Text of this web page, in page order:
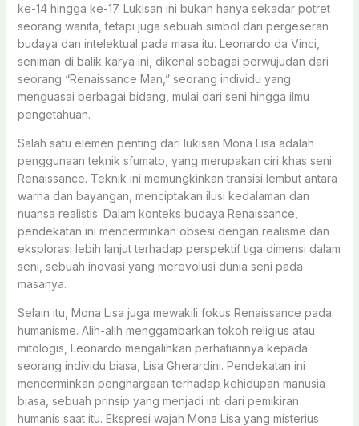
ke-14 hingga ke-17. Lukisan ini bukan hanya sekadar potret
seorang wanita, tetapi juga sebuah simbol dari pergeseran
budaya dan intelektual pada masa itu. Leonardo da Vinci,
seniman di balik karya ini, dikenal sebagai perwujudan dari
seorang “Renaissance Man,” seorang individu yang
menguasai berbagai bidang, mulai dari seni hingga ilmu
pengetahuan.
Salah satu elemen penting dari lukisan Mona Lisa adalah
penggunaan teknik sfumato, yang merupakan ciri khas seni
Renaissance. Teknik ini memungkinkan transisi lembut antara
warna dan bayangan, menciptakan ilusi kedalaman dan
nuansa realistis. Dalam konteks budaya Renaissance,
pendekatan ini mencerminkan obsesi dengan realisme dan
eksplorasi lebih lanjut terhadap perspektif tiga dimensi dalam
seni, sebuah inovasi yang merevolusi dunia seni pada
masanya.
Selain itu, Mona Lisa juga mewakili fokus Renaissance pada
humanisme. Alih-alih menggambarkan tokoh religius atau
mitologis, Leonardo mengalihkan perhatiannya kepada
seorang individu biasa, Lisa Gherardini. Pendekatan ini
mencerminkan penghargaan terhadap kehidupan manusia
biasa, sebuah prinsip yang menjadi inti dari pemikiran
humanis saat itu. Ekspresi wajah Mona Lisa yang misterius